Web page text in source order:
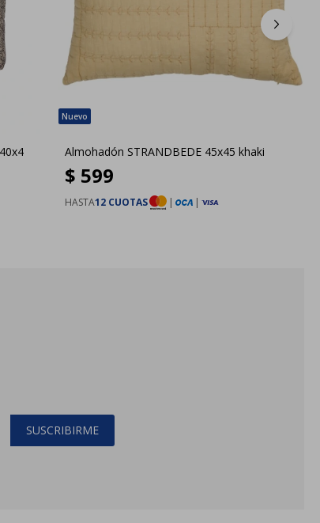
Almohadón STRANDBEDE 45x45 khaki
$ 599
HASTA12 CUOTAS | |
SUSCRIBIRME